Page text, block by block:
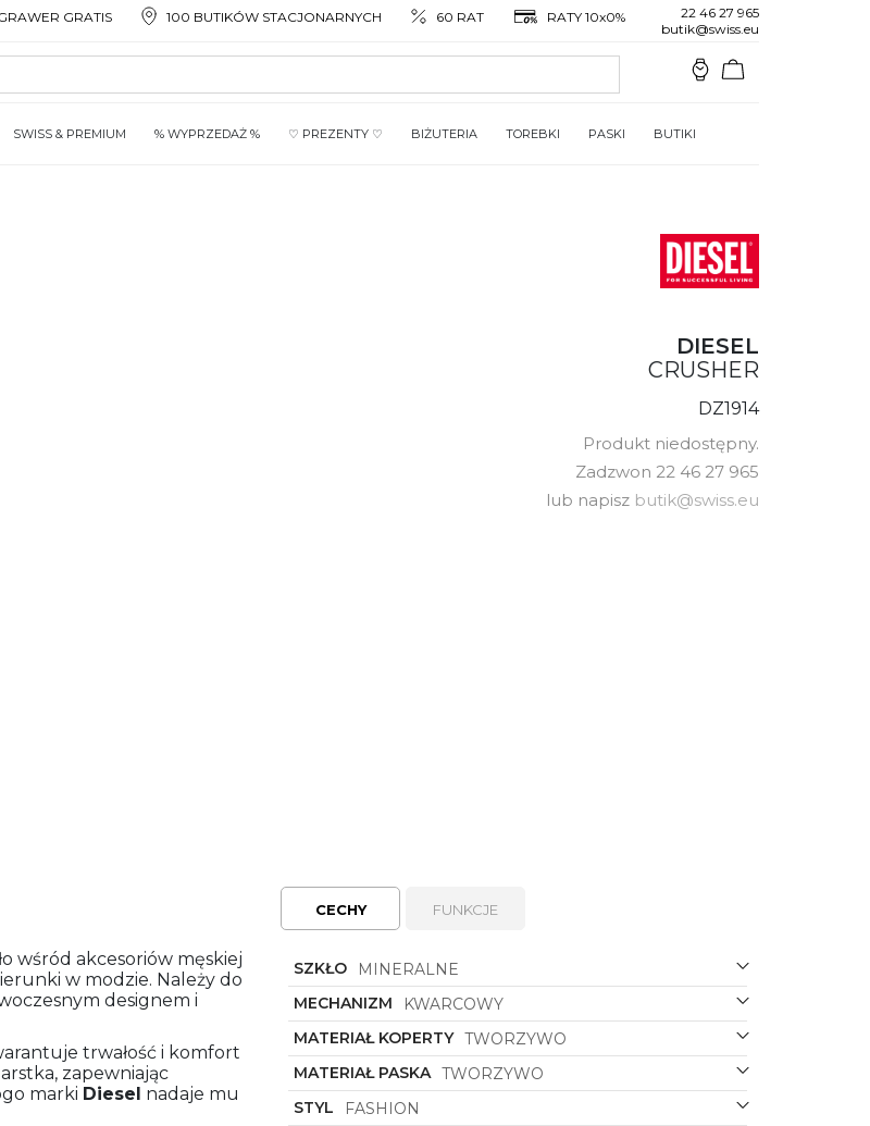
GRATIS 100 BUTIKÓW STACJONARNYCH 60 RAT RATY 10x0%
22 46 27 965
butik@swiss.eu
SWISS & PREMIUM % WYPRZEDAŻ % ♡ PREZENTY ♡ BIŻUTERIA TOREBKI PASKI BUTIKI
DIESEL
CRUSHER
DZ1914
Produkt niedostępny.
Zadzwon 22 46 27 965
lub napisz butik@swiss.eu
wśród akcesoriów męskiej
w modzie. Należy do
designem i
trwałość i komfort
zapewniając
marki Diesel nadaje mu
CECHY FUNKCJE
SZKŁO
MINERALNE
MECHANIZM
KWARCOWY
MATERIAŁ KOPERTY TWORZYWO
MATERIAŁ PASKA TWORZYWO
STYL
FASHION